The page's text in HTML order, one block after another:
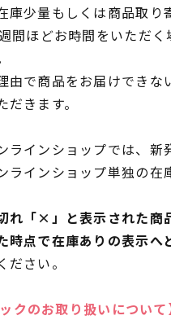
少量もしくは商品取り
間ほどお時間をいただ
由で商品をお届けできな
きます。
ラインショップでは、新
ラインショップ単独の在
れ「×」と表示された商
時点で在庫ありの表示へ
さい。
クのお取り扱いについて